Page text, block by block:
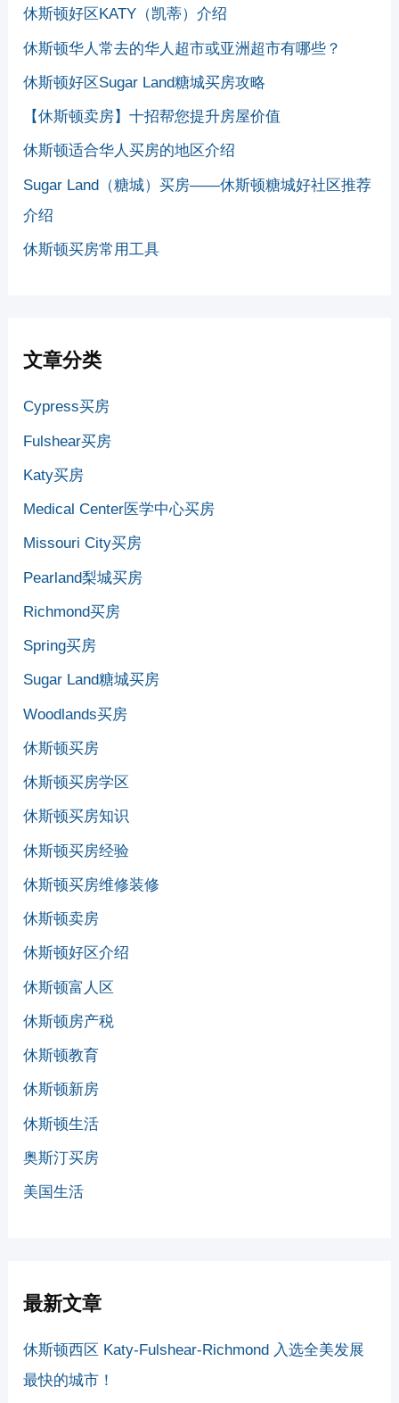
休斯顿好区KATY（凯蒂）介绍
休斯顿华人常去的华人超市或亚洲超市有哪些？
休斯顿好区Sugar Land糖城买房攻略
【休斯顿卖房】十招帮您提升房屋价值
休斯顿适合华人买房的地区介绍
Sugar Land（糖城）买房——休斯顿糖城好社区推荐
介绍
休斯顿买房常用工具
文章分类
Cypress买房
Fulshear买房
Katy买房
Medical Center医学中心买房
Missouri City买房
Pearland梨城买房
Richmond买房
Spring买房
Sugar Land糖城买房
Woodlands买房
休斯顿买房
休斯顿买房学区
休斯顿买房知识
休斯顿买房经验
休斯顿买房维修装修
休斯顿卖房
休斯顿好区介绍
休斯顿富人区
休斯顿房产税
休斯顿教育
休斯顿新房
休斯顿生活
奥斯汀买房
美国生活
最新文章
休斯顿西区 Katy-Fulshear-Richmond 入选全美发展
最快的城市！